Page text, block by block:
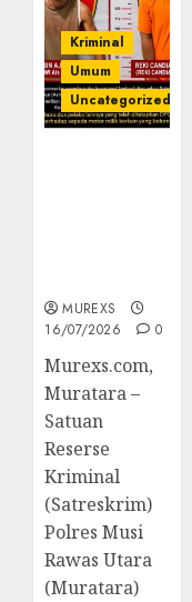
Kriminal
Umum
Uncategorized
MUREXS
16/07/2026
0
Murexs.com,
Muratara –
Satuan
Reserse
Kriminal
(Satreskrim)
Polres Musi
Rawas Utara
(Muratara)